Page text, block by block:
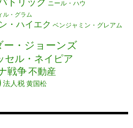
ニール・ハウ
ル・グラム
・ハイエク ベンジャミン・グレアム
・ジョーンズ
セル・ネイピア
戦争不動産
法人税黄国松